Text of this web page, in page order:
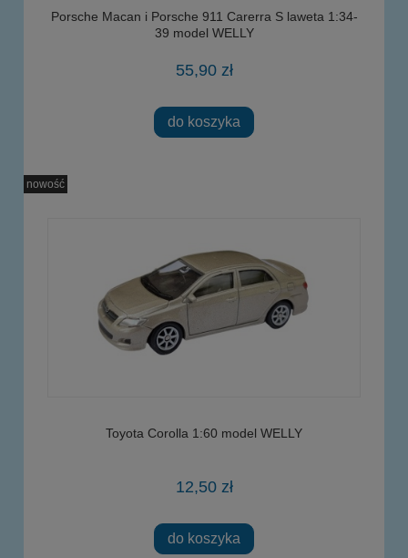
Porsche Macan i Porsche 911 Carerra S laweta 1:34-
39 model WELLY
55,90 zł
do koszyka
Toyota Corolla 1:60 model WELLY
12,50 zł
do koszyka
nowość